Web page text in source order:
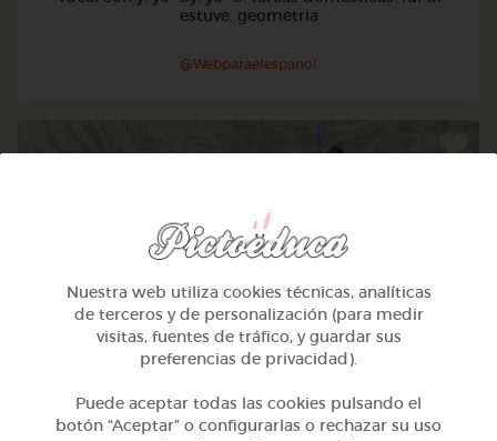
estuve. geometria
@Webparaelespanol
4º Primaria (9-10 años)
Nuestra web utiliza cookies técnicas, analíticas
de terceros y de personalización (para medir
visitas, fuentes de tráfico, y guardar sus
preferencias de privacidad).
Puede aceptar todas las cookies pulsando el
botón “Aceptar” o configurarlas o rechazar su uso